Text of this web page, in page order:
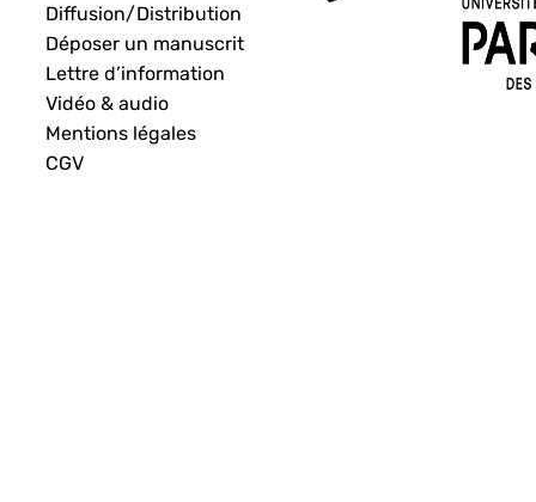
Diffusion/Distribution
Déposer un manuscrit
Lettre d’information
Vidéo & audio
Mentions légales
CGV